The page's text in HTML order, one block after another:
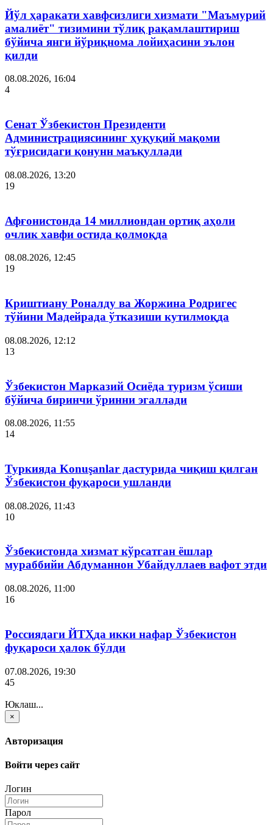
Йўл ҳаракати хавфсизлиги хизмати "Маъмурий
амалиёт" тизимини тўлиқ рақамлаштириш
бўйича янги йўриқнома лойиҳасини эълон
қилди
08.08.2026, 16:04
4
Сенат Ўзбекистон Президенти
Администрациясининг ҳуқуқий мақоми
тўғрисидаги қонунн маъқуллади
08.08.2026, 13:20
19
Афғонистонда 14 миллиондан ортиқ аҳоли
очлик хавфи остида қолмоқда
08.08.2026, 12:45
19
Криштиану Роналду ва Жоржина Родригес
тўйини Мадейрада ўтказиши кутилмоқда
08.08.2026, 12:12
13
Ўзбекистон Марказий Осиёда туризм ўсиши
бўйича биринчи ўринни эгаллади
08.08.2026, 11:55
14
Туркияда Konuşanlar дастурида чиқиш қилган
Ўзбекистон фуқароси ушланди
08.08.2026, 11:43
10
Ўзбекистонда хизмат кўрсатган ёшлар
мураббийи Абдуманнон Убайдуллаев вафот этди
08.08.2026, 11:00
16
Россиядаги ЙТҲда икки нафар Ўзбекистон
фуқароси ҳалок бўлди
07.08.2026, 19:30
45
Юклаш...
×
Авторизация
Войти через сайт
Логин
Парол